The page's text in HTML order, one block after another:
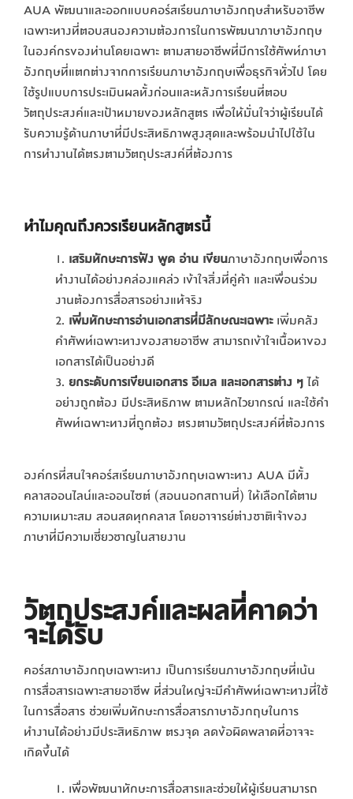
AUA พัฒนาและออกแบบคอร์สเรียนภาษาอังกฤษสำหรับอาชีพ
เฉพาะทางที่ตอบสนองความต้องการในการพัฒนาภาษาอังกฤษ
ในองค์กรของท่านโดยเฉพาะ ตามสายอาชีพที่มีการใช้ศัพท์ภาษา
อังกฤษที่แตกต่างจากการเรียนภาษาอังกฤษเพื่อธุรกิจทั่วไป โดย
ใช้รูปแบบการประเมินผลทั้งก่อนและหลังการเรียนที่ตอบ
วัตถุประสงค์และเป้าหมายของหลักสูตร เพื่อให้มั่นใจว่าผู้เรียนได้
รับความรู้ด้านภาษาที่มีประสิทธิภาพสูงสุดและพร้อมนำไปใช้ใน
การทำงานได้ตรงตามวัตถุประสงค์ที่ต้องการ
ทำไมคุณถึงควรเรียนหลักสูตรนี้
เสริมทักษะการฟัง พูด อ่าน เขียนภาษาอังกฤษเพื่อการ
ทำงานได้อย่างคล่องแคล่ว เข้าใจสิ่งที่คู่ค้า และเพื่อนร่วม
งานต้องการสื่อสารอย่างแท้จริง
เพิ่มทักษะการอ่านเอกสารที่มีลักษณะเฉพาะเพิ่มคลัง
คำศัพท์เฉพาะทางของสายอาชีพ สามารถเข้าใจเนื้อหาของ
เอกสารได้เป็นอย่างดี
ยกระดับการเขียนเอกสาร อีเมล และเอกสารต่าง ๆได้
อย่างถูกต้อง มีประสิทธิภาพ ตามหลักไวยากรณ์ และใช้คำ
ศัพท์เฉพาะทางที่ถูกต้อง ตรงตามวัตถุประสงค์ที่ต้องการ
องค์กรที่สนใจคอร์สเรียนภาษาอังกฤษเฉพาะทาง AUA มีทั้ง
คลาสออนไลน์และออนไซต์ (สอนนอกสถานที่) ให้เลือกได้ตาม
ความเหมาะสม สอนสดทุกคลาส โดยอาจารย์ต่างชาติเจ้าของ
ภาษาที่มีความเชี่ยวชาญในสายงาน
วัตถุประสงค์และผลที่คาดว่า
จะได้รับ
คอร์สภาษาอังกฤษเฉพาะทาง เป็นการเรียนภาษาอังกฤษที่เน้น
การสื่อสารเฉพาะสายอาชีพ ที่ส่วนใหญ่จะมีคำศัพท์เฉพาะทางที่ใช้
ในการสื่อสาร ช่วยเพิ่มทักษะการสื่อสารภาษาอังกฤษในการ
ทำงานได้อย่างมีประสิทธิภาพ ตรงจุด ลดข้อผิดพลาดที่อาจจะ
เกิดขึ้นได้
เพื่อพัฒนาทักษะการสื่อสารและช่วยให้ผู้เรียนสามารถ